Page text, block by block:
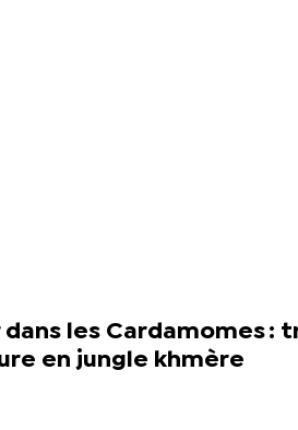
dans les Cardamomes :
en jungle khmère